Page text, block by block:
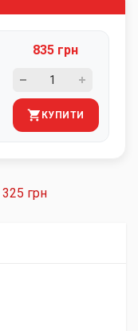
835 грн
КУПИТИ
325 грн